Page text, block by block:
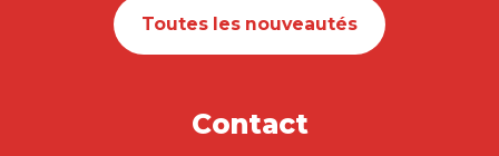
Toutes les nouveautés
Contact